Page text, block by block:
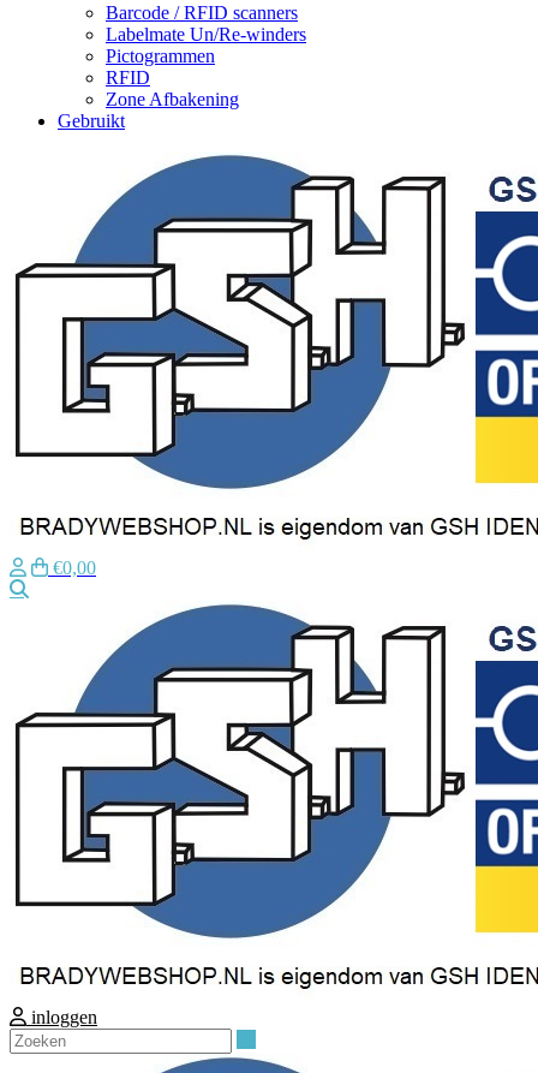
Barcode / RFID scanners
Labelmate Un/Re-winders
Pictogrammen
RFID
Zone Afbakening
Gebruikt
€0,00
inloggen